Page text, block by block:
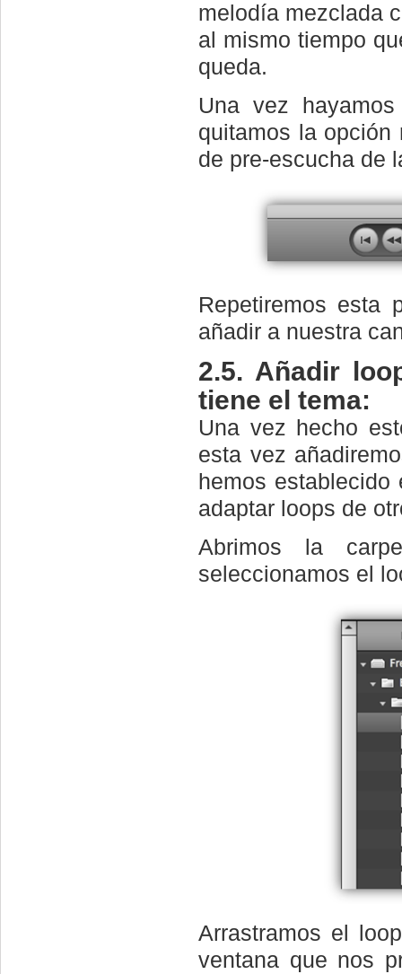
melodía mezclada
al mismo tiempo
queda.
Una vez
quitamos la opción
de pre-escucha de
Repetiremos esta
añadir a nuestra
2.5. Añadir
tiene el tema:
Una vez hecho
esta vez
hemos
adaptar loops de
Abrimos la
seleccionamos el
Arrastramos el
ventana que nos